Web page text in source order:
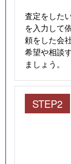
査定をした
を入力して
頼をした会
希望や相談
ましょう。
STEP2